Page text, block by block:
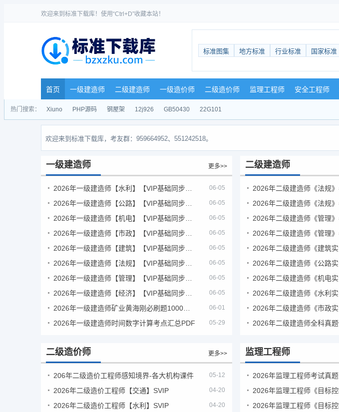
欢迎来到标准下载库！使用“Ctrl+D”收藏本站！
标准图集 地方标准 行业标准 国家标准
首页 一级建造师 二级建造师 一级造价师 二级造价师 监理工程师 安全工程师
热门搜索： Xiuno PHP源码 钢屋架 12j926 GB50430 22G101
欢迎来到标准下载库，考友群：959664952、551242518。
一级建造师 更多>>
06-05
06-05
06-05
06-05
06-05
06-05
06-05
06-05
06-01
2026年一级建造师时间数字计算考点汇总PDF 05-29
二级建造师
二级造价师 更多>>
206年二级造价工程师感知境界-各大机构课件 05-12
2026年二级造价工程师【交通】SVIP 04-20
2026年二级造价工程师【水利】SVIP 04-20
监理工程师
2026年监理工程师考试真题